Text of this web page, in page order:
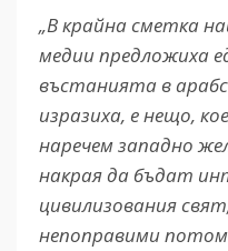
„В крайна сметка
медии предложиха
въстанията в
изразиха, е нещо,
наречем западно
накрая да бъдат
цивилизования
непоправими